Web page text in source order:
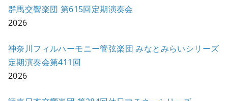
群馬交響楽団 第615回定期演奏会
2026
神奈川フィルハーモニー管弦楽団 みなとみらいシリーズ
定期演奏会第411回
2026